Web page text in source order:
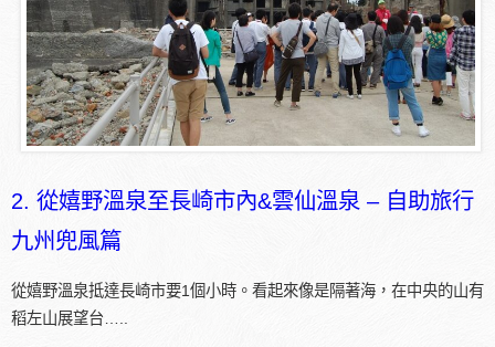
2. 從嬉野溫泉至長崎市內&雲仙溫泉 – 自助旅行
九州兜風篇
從嬉野溫泉抵達長崎市要1個小時。看起來像是隔著海，在中央的山有
稻左山展望台…..